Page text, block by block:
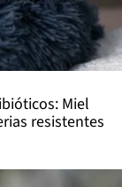
Miel
resistentes